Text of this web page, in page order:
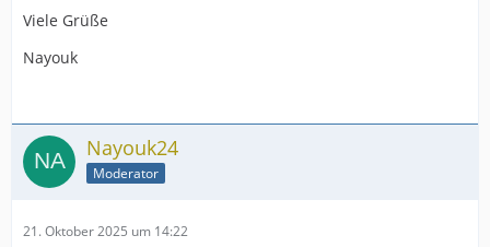
Viele Grüße
Nayouk
Nayouk24
Moderator
21. Oktober 2025 um 14:22